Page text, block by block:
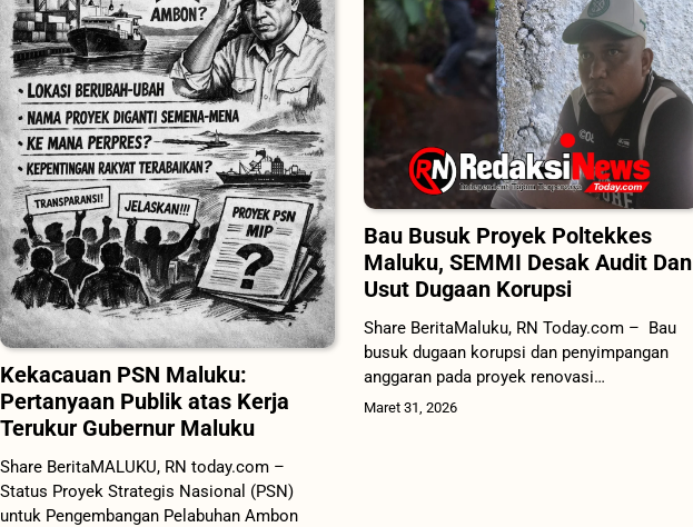
Kekacauan PSN Maluku:
Pertanyaan Publik atas Kerja
Terukur Gubernur Maluku
Share BeritaMALUKU, RN today.com –
Status Proyek Strategis Nasional (PSN)
untuk Pengembangan Pelabuhan Ambon
Bau Busuk Proyek Poltekkes
Maluku, SEMMI Desak Audit Dan
Usut Dugaan Korupsi
Share BeritaMaluku, RN Today.com – Bau
busuk dugaan korupsi dan penyimpangan
anggaran pada proyek renovasi…
Maret 31, 2026